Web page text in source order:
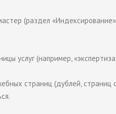
(раздел
услуг (например,
страниц (дублей, страниц